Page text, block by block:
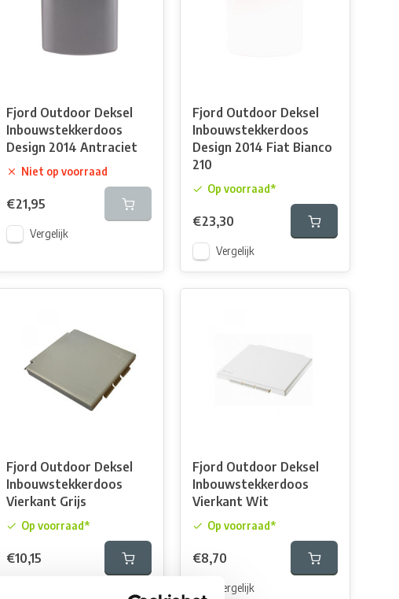
Fjord Outdoor Deksel
Inbouwstekkerdoos
Design 2014 Antraciet
Niet op voorraad
€21,95
Vergelijk
Fjord Outdoor Deksel
Inbouwstekkerdoos
Design 2014 Fiat Bianco
210
Op voorraad*
€23,30
Vergelijk
Fjord Outdoor Deksel
Inbouwstekkerdoos
Vierkant Grijs
Op voorraad*
€10,15
Fjord Outdoor Deksel
Inbouwstekkerdoos
Vierkant Wit
Op voorraad*
€8,70
Vergelijk